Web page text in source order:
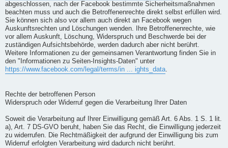
abgeschlossen, nach der Facebook bestimmte Sicherheitsmaßnahmen
beachten muss und auch die Betroffenenrechte direkt selbst erfüllen wird.
Sie können sich also vor allem auch direkt an Facebook wegen
Auskunftsrechten und Löschungen wenden. Ihre Betroffenenrechte, wie
vor allem Auskunft, Löschung, Widerspruch und Beschwerde bei der
zuständigen Aufsichtsbehörde, werden dadurch aber nicht berührt.
Weitere Informationen zu der gemeinsamen Verantwortung finden Sie in
den "Informationen zu Seiten-Insights-Daten" unter
https://www.facebook.com/legal/terms/in ... ights_data.
Rechte der betroffenen Person
Widerspruch oder Widerruf gegen die Verarbeitung Ihrer Daten
Soweit die Verarbeitung auf Ihrer Einwilligung gemäß Art. 6 Abs. 1 S. 1 lit.
a), Art. 7 DS-GVO beruht, haben Sie das Recht, die Einwilligung jederzeit
zu widerrufen. Die Rechtmäßigkeit der aufgrund der Einwilligung bis zum
Widerruf erfolgten Verarbeitung wird dadurch nicht berührt.